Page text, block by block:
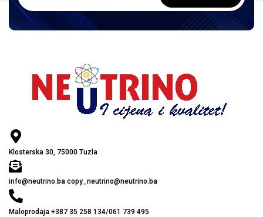
Klosterska 30, 75000 Tuzla
info@neutrino.ba copy_neutrino@neutrino.ba
Maloprodaja +387 35 258 134/061 739 495